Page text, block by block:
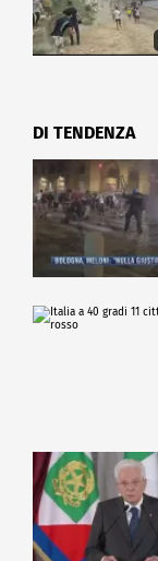
DI TENDENZA